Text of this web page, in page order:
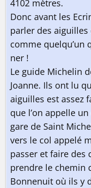
4102 mètres.
Donc avant les
parler des aiguilles
comme quelqu’un
ner !
Le guide Michelin
Joanne. Ils ont lu
aiguilles est assez
que l’on appelle
gare de Saint
vers le col appelé
passer et faire des
prendre le chemin
Bonnenuit où ils y